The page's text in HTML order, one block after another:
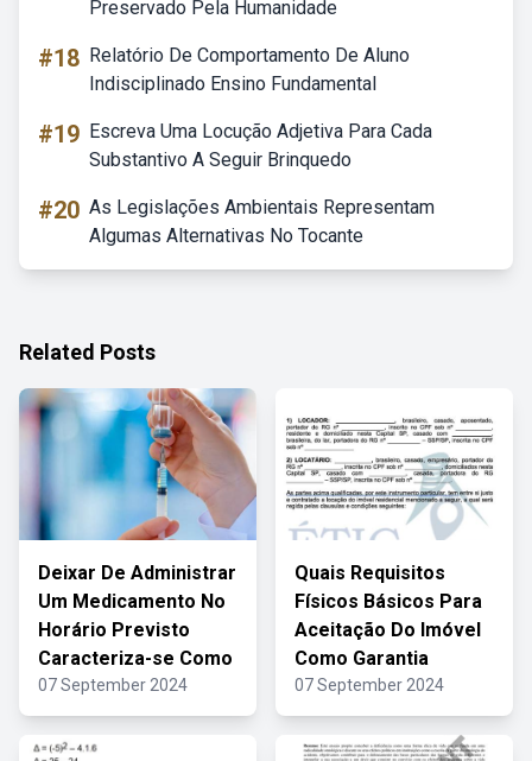
Preservado Pela Humanidade
#18 Relatório De Comportamento De Aluno
Indisciplinado Ensino Fundamental
#19 Escreva Uma Locução Adjetiva Para Cada
Substantivo A Seguir Brinquedo
#20 As Legislações Ambientais Representam
Algumas Alternativas No Tocante
Related Posts
Deixar De Administrar
Um Medicamento No
Horário Previsto
Caracteriza-se Como
07 September 2024
Quais Requisitos
Físicos Básicos Para
Aceitação Do Imóvel
Como Garantia
07 September 2024